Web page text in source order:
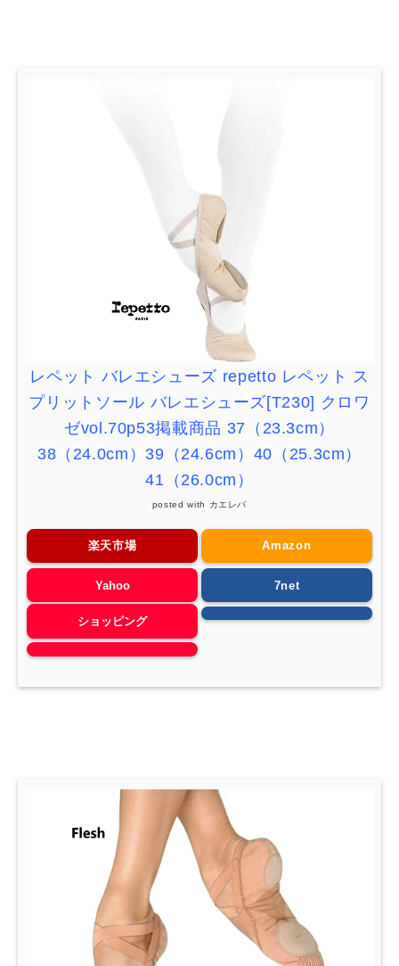
レペット バレエシューズ repetto レペット
ス
プリットソール バレエシューズ[T230] クロワ
ゼvol.70p53掲載商品 37 （ 23.3cm ）
38 （ 24.0cm ） 39 （ 24.6cm ） 40 （ 25.3cm ）
41 （ 26.0cm ）
posted with カエレバ
楽天市場 Amazon
Yahoo
ショッピング
7net